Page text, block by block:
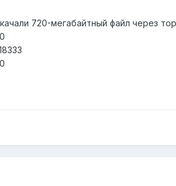
720-мегабайтный файл через